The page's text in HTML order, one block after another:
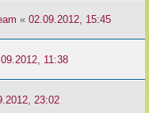
« 02.09.2012, 15:45
11:38
23:02